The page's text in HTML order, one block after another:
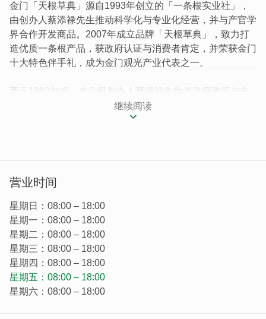
金门「天根草典」源自1993年创立的「一条根实业社」，
由创办人蔡添禄先生推动科学化与专业化经营，并与产官学
界合作开发商品。2007年成立品牌「天根草典」，致力打
造优质一条根产品，获政府认证与消费者肯定，并荣获金门
十大特色伴手礼，成为金门观光产业代表之一。
西元1993年起，本公司创办人蔡添禄先生依政府政策与市
场需求於同年，成立「一条根实业社」率先成立金门一条根
观光农场。以科学化、专业化、企业化之经营理念，配合产
继续阅读
营业时间
星期日：08:00 – 18:00
星期一：08:00 – 18:00
星期二：08:00 – 18:00
星期三：08:00 – 18:00
星期四：08:00 – 18:00
星期五：08:00 – 18:00
星期六：08:00 – 18:00